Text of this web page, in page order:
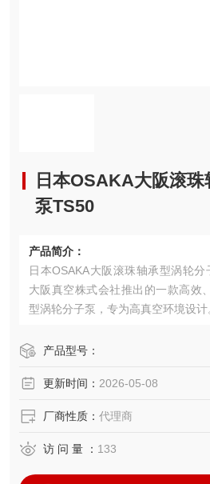
日本OSAKA大阪滚
泵TS50
产品简介：
日本OSAKA大阪滚珠轴承型涡轮
大阪真空株式会社推出的一款高效
型涡轮分子泵，专为高真空环境设计
产品型号：
更新时间： 2026-05-08
厂商性质： 代理商
访 问 量 ： 133